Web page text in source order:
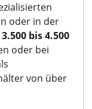
oder in der
3.500 bis 4.500
oder bei
von über